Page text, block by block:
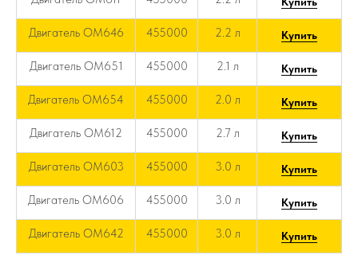
Двигатель OM646 455000 2.2 л Купить
Двигатель OM651 455000 2.1 л Купить
Двигатель OM654 455000 2.0 л Купить
Двигатель OM612 455000 2.7 л Купить
Двигатель OM603 455000 3.0 л Купить
Двигатель OM606 455000 3.0 л Купить
Двигатель OM642 455000 3.0 л Купить